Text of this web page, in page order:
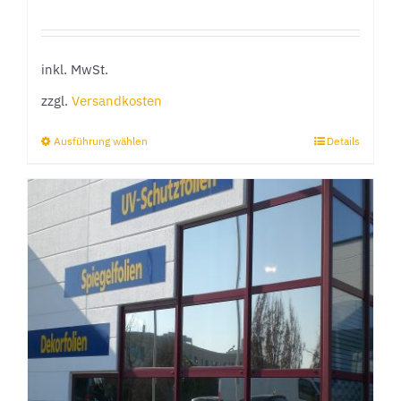
inkl. MwSt.
zzgl. Versandkosten
Ausführung wählen
weist
mehrere
Varianten
auf.
Die
Optionen
können
auf
Details